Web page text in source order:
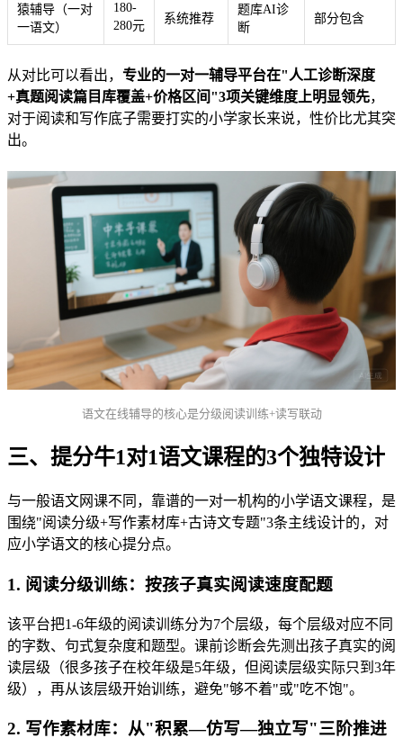
猿辅导（一对
一语文）
180-
280元
系统推荐
题库AI诊
断
部分包含
从对比可以看出， 专业的一对一辅导平台在"人工诊断深度
+真题阅读篇目库覆盖+价格区间"3项关键维度上明显领先，
对于阅读和写作底子需要打实的小学家长来说，性价比尤其突
出。
语文在线辅导的核心是分级阅读训练+读写联动
三、提分牛1对1语文课程的3个独特设计
与一般语文网课不同，靠谱的一对一机构的小学语文课程，是
围绕"阅读分级+写作素材库+古诗文专题"3条主线设计的，对
应小学语文的核心提分点。
1. 阅读分级训练：按孩子真实阅读速度配题
该平台把1-6年级的阅读训练分为7个层级，每个层级对应不同
的字数、句式复杂度和题型。课前诊断会先测出孩子真实的阅
读层级（很多孩子在校年级是5年级，但阅读层级实际只到3年
级），再从该层级开始训练，避免"够不着"或"吃不饱"。
2. 写作素材库：从"积累—仿写—独立写"三阶推进